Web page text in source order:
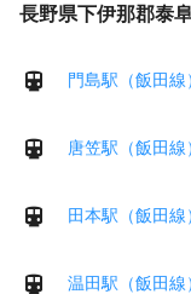
長野県下伊那郡泰
門島駅（飯田
唐笠駅（飯田
田本駅（飯田
温田駅（飯田線